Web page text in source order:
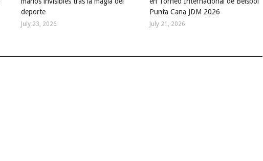
deporte
July 23, 2026
Punta Cana JDM 2026
July 21, 2026